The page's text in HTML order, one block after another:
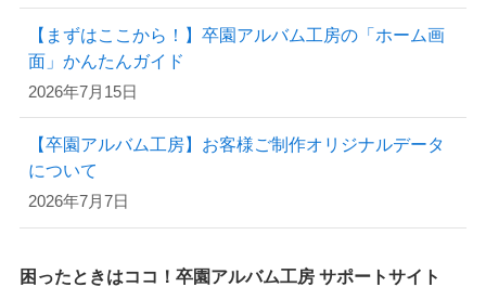
【まずはここから！】卒園アルバム工房の「ホーム画
面」かんたんガイド
2026年7月15日
【卒園アルバム工房】お客様ご制作オリジナルデータ
について
2026年7月7日
困ったときはココ！卒園アルバム工房 サポートサイト